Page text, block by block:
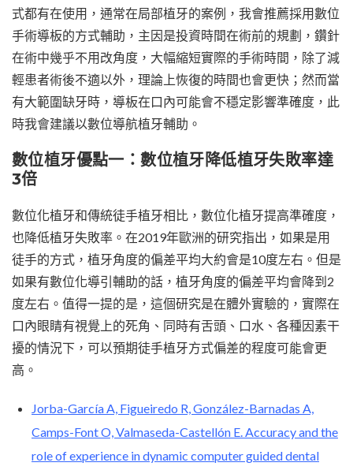
式都有在使用，通常在局部植牙的案例，我會推薦採用數位
手術導板的方式輔助，主因是投資時間在術前的規劃，鑽針
在術中幾乎不用改角度，大幅縮短實際的手術時間，除了減
輕患者術後不適以外，理論上恢復的時間也會更快；然而當
有大範圍缺牙時，導板在口內可能會不穩定影響準確度，此
時我會建議以數位導航植牙輔助。
數位植牙優點一：數位植牙降低植牙失敗率達
3倍
數位化植牙和傳統徒手植牙相比，數位化植牙提高準確度，
也降低植牙失敗率。在2019年歐洲的研究指出，如果是用
徒手的方式，植牙角度的偏差平均大約會是10度左右。但是
如果有數位化導引輔助的話，植牙角度的偏差平均會降到2
度左右。值得一提的是，這個研究是在體外實驗的，實際在
口內眼睛有視覺上的死角、同時有舌頭、口水、各種因素干
擾的情況下，可以預期徒手植牙方式偏差的程度可能會更
高。
Jorba-García A, Figueiredo R, González-Barnadas A,
Camps-Font O, Valmaseda-Castellón E. Accuracy and the
role of experience in dynamic computer guided dental